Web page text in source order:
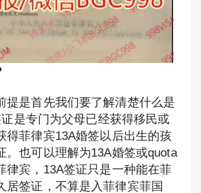
提是首先我们要了解清楚什么是
是专门为父母已经获得移民或
得菲律宾13A婚签以后出生的孩
。也可以理解为13A婚签或quota
律宾，13A签证只是一种能在菲
居签证，不算是入菲律宾菲国